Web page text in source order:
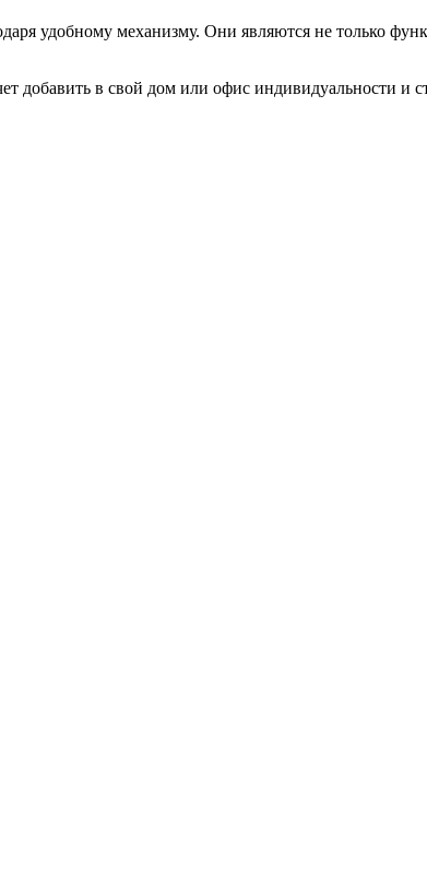
удобному механизму. Они являются не только
добавить в свой дом или офис индивидуальности и